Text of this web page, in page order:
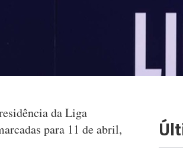
da Liga
para 11 de abril,